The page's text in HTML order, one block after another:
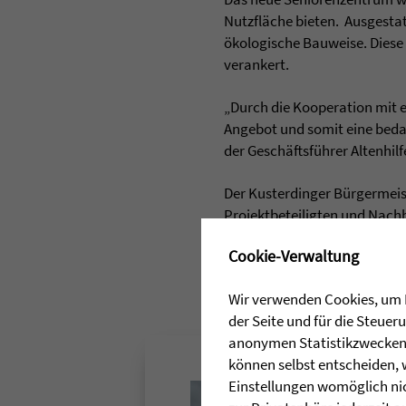
Nutzfläche bieten.
ökologische Bauweise.
verankert.
„Durch die Kooperation mit
Angebot und somit eine
der Geschäftsführer
Der Kusterdinger
Projektbeteiligten und
Entwicklung gerecht zu
Cookie-Verwaltung
Wir verwenden Cookies,
der Seite und für die
anonymen
können selbst entscheiden,
Einstellungen womöglich